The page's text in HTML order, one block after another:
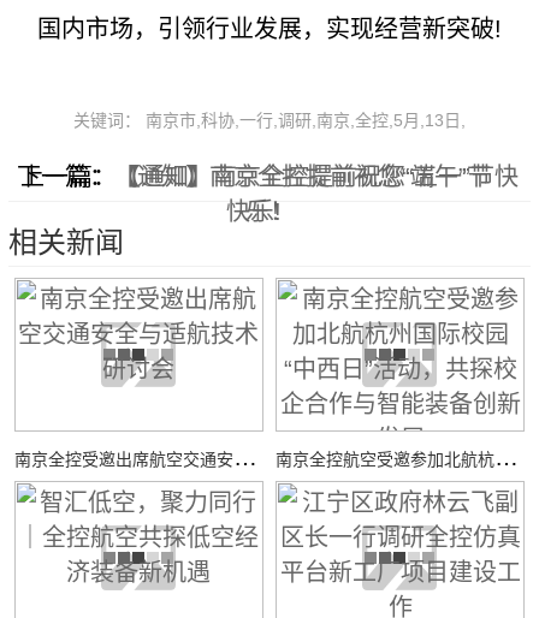
国内市场，引领行业发展，实现经营新突破!
关键词： 南京市,科协,一行,调研,南京,全控,5月,13日,
上一篇：
【通知】南京全控提前祝您“五一”节快
乐！
下一篇：
【通知】南京全控提前祝您“端午”节
快乐!
相关新闻
南
京全控受邀出席航空交通安全与适航技术研讨会 南
京全控航空受邀参加北航杭州国际校园“中西日”活动，共探校企合作与智能装备创新发展